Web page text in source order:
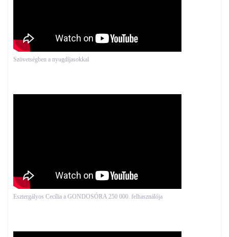
Szövetségben a nyugdíjasokkal
Esztergályos Cecília a GONDOSÓRA 250 000. felhasználója